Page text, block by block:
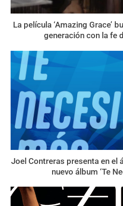
La película ‘Amazing Grace’
generación con la fe
Joel Contreras presenta en el
nuevo álbum ‘Te